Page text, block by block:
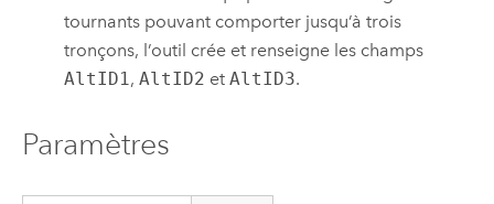
tournants pouvant comporter jusqu’à trois
tronçons, l’outil crée et renseigne les champs
AltID1,AltID2 etAltID3.
Paramètres